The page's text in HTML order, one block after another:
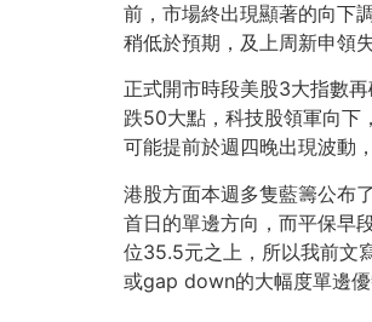
前，市場終出現顯著的向下
稍低於預期，及上周新申領
正式開市時段美股3大指數
跌50大點，科技股領軍向下
可能提前於週四晚出現波動
港股方面本週多隻藍籌公布
首日的單邊方向，而平保早
位35.5元之上，所以我前文
或gap down的大幅度單邊優